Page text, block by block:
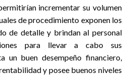
incrementar su volumen
de procedimiento exponen los
de detalle y brindan al personal
para llevar a cabo sus
un buen desempeño financiero,
y posee buenos niveles